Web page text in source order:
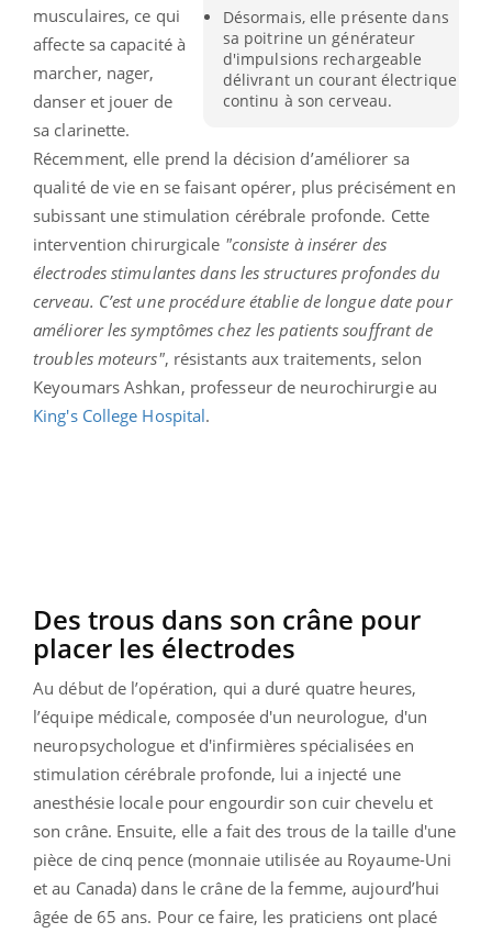
Désormais, elle présente dans
sa poitrine un générateur
d'impulsions rechargeable
délivrant un courant électrique
continu à son cerveau.
musculaires, ce qui
affecte sa capacité à
marcher, nager,
danser et jouer de
sa clarinette.
Récemment, elle prend la décision d’améliorer sa
qualité de vie en se faisant opérer, plus précisément en
subissant une stimulation cérébrale profonde. Cette
intervention chirurgicale "consiste à insérer des
électrodes stimulantes dans les structures profondes du
cerveau. C’est une procédure établie de longue date pour
améliorer les symptômes chez les patients souffrant de
troubles moteurs", résistants aux traitements, selon
Keyoumars Ashkan, professeur de neurochirurgie au
King's College Hospital.
Des trous dans son crâne pour
placer les électrodes
Au début de l’opération, qui a duré quatre heures,
l’équipe médicale, composée d'un neurologue, d'un
neuropsychologue et d'infirmières spécialisées en
stimulation cérébrale profonde, lui a injecté une
anesthésie locale pour engourdir son cuir chevelu et
son crâne. Ensuite, elle a fait des trous de la taille d'une
pièce de cinq pence (monnaie utilisée au Royaume-Uni
et au Canada) dans le crâne de la femme, aujourd’hui
âgée de 65 ans. Pour ce faire, les praticiens ont placé